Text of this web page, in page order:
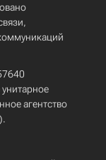
агентство